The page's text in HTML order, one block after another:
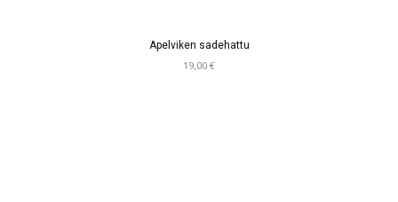
Apelviken sadehattu
19,00 €